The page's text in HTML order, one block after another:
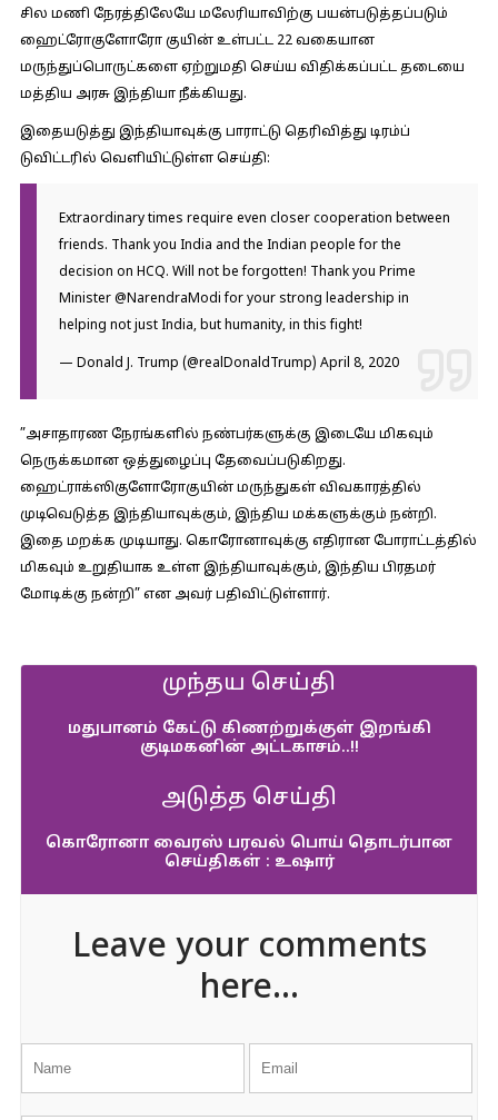
சில மணி நேரத்திலேயே மலேரியாவிற்கு பயன்படுத்தப்படும்
ஹைட்ரோகுளோரோ குயின் உள்பட்ட 22 வகையான
மருந்துப்பொருட்களை ஏற்றுமதி செய்ய விதிக்கப்பட்ட தடையை
மத்திய அரசு இந்தியா நீக்கியது.
இதையடுத்து இந்தியாவுக்கு பாராட்டு தெரிவித்து டிரம்ப்
டுவிட்டரில் வெளியிட்டுள்ள செய்தி:
Extraordinary times require even closer cooperation between
friends. Thank you India and the Indian people for the
decision on HCQ. Will not be forgotten! Thank you Prime
Minister @NarendraModi for your strong leadership in
helping not just India, but humanity, in this fight!
— Donald J. Trump (@realDonaldTrump) April 8, 2020
”அசாதாரண நேரங்களில் நண்பர்களுக்கு இடையே மிகவும்
நெருக்கமான ஒத்துழைப்பு தேவைப்படுகிறது.
ஹைட்ராக்ஸிகுளோரோகுயின் மருந்துகள் விவகாரத்தில்
முடிவெடுத்த இந்தியாவுக்கும், இந்திய மக்களுக்கும் நன்றி.
இதை மறக்க முடியாது. கொரோனாவுக்கு எதிரான போராட்டத்தில்
மிகவும் உறுதியாக உள்ள இந்தியாவுக்கும், இந்திய பிரதமர்
மோடிக்கு நன்றி” என அவர் பதிவிட்டுள்ளார்.
முந்தய செய்தி
மதுபானம் கேட்டு கிணற்றுக்குள் இறங்கி
குடிமகனின் அட்டகாசம்..!!
அடுத்த செய்தி
கொரோனா வைரஸ் பரவல் பொய் தொடர்பான
செய்திகள் : உஷார்
Leave your comments
here...